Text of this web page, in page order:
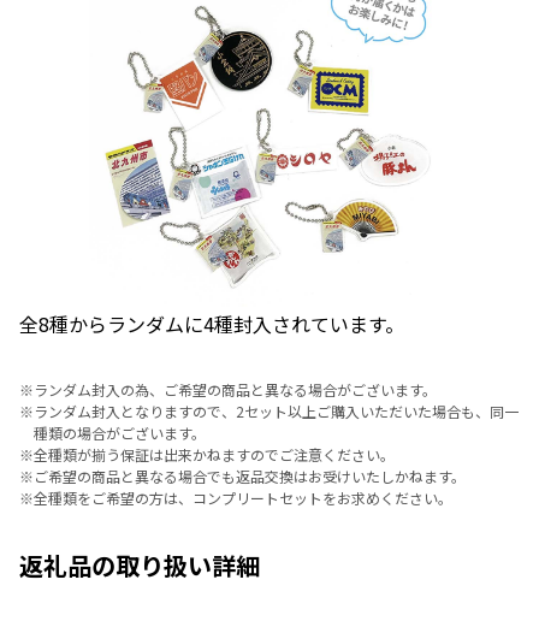
全8種からランダムに4種封入されています。
※ランダム封入の為、ご希望の商品と異なる場合がございます。
※ランダム封入となりますので、2セット以上ご購入いただいた場合も、同一
種類の場合がございます。
※全種類が揃う保証は出来かねますのでご注意ください。
※ご希望の商品と異なる場合でも返品交換はお受けいたしかねます。
※全種類をご希望の方は、コンプリートセットをお求めください。
返礼品の取り扱い詳細